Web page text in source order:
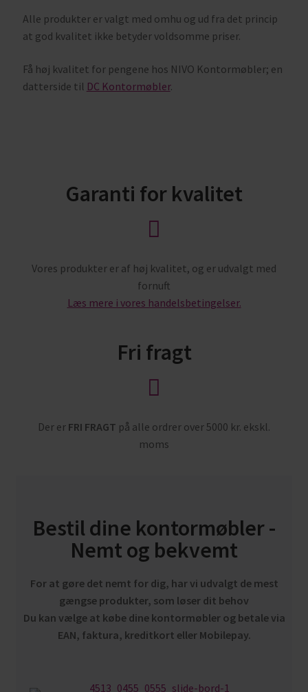
Alle produkter er valgt med omhu og ud fra det princip
at god kvalitet ikke betyder voldsomme priser.
Få høj kvalitet for pengene hos NIVO Kontormøbler; en
datterside til DC Kontormøbler.
Garanti for kvalitet
Vores produkter er af høj kvalitet, og er udvalgt med
fornuft
Læs mere i vores handelsbetingelser.
Fri fragt
Der er FRI FRAGT på alle ordrer over 5000 kr. ekskl.
moms
Bestil dine kontormøbler -
Nemt og bekvemt
For at gøre det nemt for dig, har vi udvalgt de mest
gængse produkter, som løser dit behov
Du kan vælge at købe dine kontormøbler og betale via
EAN, faktura, kreditkort eller Mobilepay.